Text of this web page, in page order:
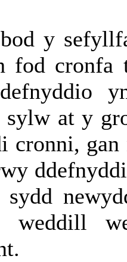
y
fod cronfa
sylw at y
cronni,
sydd
weddill